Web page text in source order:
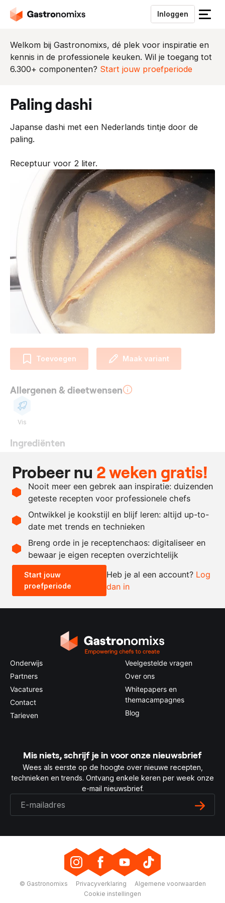
Inloggen
S
u
i
e
Welkom bij Gastronomixs, dé plek voor inspiratie en
kennis in de professionele keuken. Wil je toegang tot
6.300+ componenten? Start jouw proefperiode
paling dashi
Japanse dashi met een Nederlands tintje door de
paling.
Receptuur voor 2 liter.
Toevoegen Maak variant
Allergenen & dieetwensen
Vis
Ingrediënten
10
gram
bonitovlokken
40
gram
paling, huid
Recept omrekenen
- +
0.5x 1x 2x
Probeer nu 2 weken gratis!
Nooit meer een gebrek aan inspiratie: duizenden
geteste recepten voor professionele chefs
Ontwikkel je kookstijl en blijf leren: altijd up-to-
date met trends en technieken
Breng orde in je receptenchaos: digitaliseer en
bewaar je eigen recepten overzichtelijk
Start jouw
proefperiode
Heb je al een account? Log
dan in
Onderwijs
Partners
Vacatures
Contact
Tarieven
Veelgestelde vragen
Over ons
Whitepapers en
themacampagnes
Blog
Mis niets, schrijf je in voor onze nieuwsbrief
Wees als eerste op de hoogte over nieuwe recepten,
technieken en trends. Ontvang enkele keren per week onze
e-mail nieuwsbrief.
© Gastronomixs Privacyverklaring
Algemene voorwaarden
Cookie instellingen